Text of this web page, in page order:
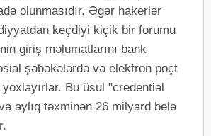
olunmasıdır. Əgər hakerlər
keçdiyi kiçik bir forumu
giriş məlumatlarını bank
şəbəkələrdə və elektron poçt
Bu üsul "credential
aylıq təxminən 26 milyard belə